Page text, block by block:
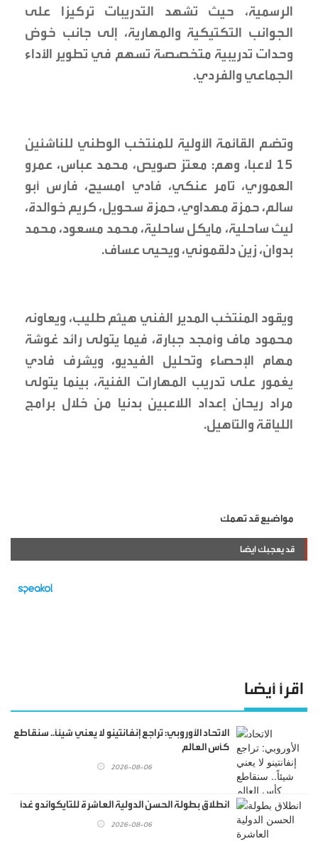
الرسمية، حيث تشهد التدريبات تركيزا على
الجوانب التكتيكية والمهارية، إلى جانب خوض
وحدات تدريبية متخصصة تسهم في تطوير الأداء
الجماعي والفردي.
‏وتضم القائمة الأولية للمنتخب الوطني للناشئين
15 لاعبا، وهم: معتز صويص، محمد عباس، عمرو
العموري، تامر عنكي، فادي امسيح، فارس أبو
سالم، حمزة مهداوي، حمزة سحويل، كريم خوالدة،
ليث ساحلية، مايكل ساحلية، محمد مسعود، محمد
بدوان، زين دلقموني، ويحيى عساف.
‏ويقود المنتخب المدير الفني هيثم طليب، ويعاونه
محمود ماف وأمجد جبارة، فيما يتولى رائد غوشة
مهام الإحصاء وتحليل الفيديو، ويشرف فادي
يغمور على تدريب المهارات الفنية، بينما يتولى
مراد ريحان إعداد اللاعبين بدنيا من خلال برامج
اللياقة والتأهيل.
مواضيع قد تهمك
قد يعجبك ايضا
اقرأ أيضا
الاتحاد الأوروبي: تراجع إنفانتينو لا يعني شيئاً.. سنقاطع
كأس العالم
2026-08-06
انطلاق بطولة الحسن الدولية العاشرة للتايكواندو غداً
2026-08-06